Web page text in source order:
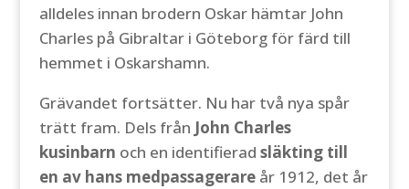
alldeles innan brodern Oskar hämtar John
Charles på Gibraltar i Göteborg för färd till
hemmet i Oskarshamn.
Grävandet fortsätter. Nu har två nya spår
trätt fram. Dels från John Charles
kusinbarn och en identifierad släkting till
en av hans medpassagerareår 1912, det år